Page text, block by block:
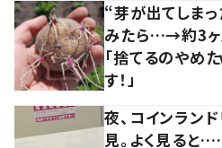
“芽が出てしま
みたら…→約3ヶ
「捨てるのやめ
す！」
夜、コインラン
見。よく見ると